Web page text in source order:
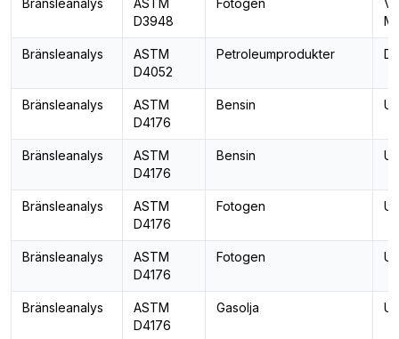
Bränsleanalys
ASTM
D3948
Fotogen
Bränsleanalys
ASTM
D4052
Petroleumprodukter
Bränsleanalys
ASTM
D4176
Bensin
Bränsleanalys
ASTM
D4176
Bensin
Bränsleanalys
ASTM
D4176
Fotogen
Bränsleanalys
ASTM
D4176
Fotogen
Bränsleanalys
ASTM
D4176
Gasolja